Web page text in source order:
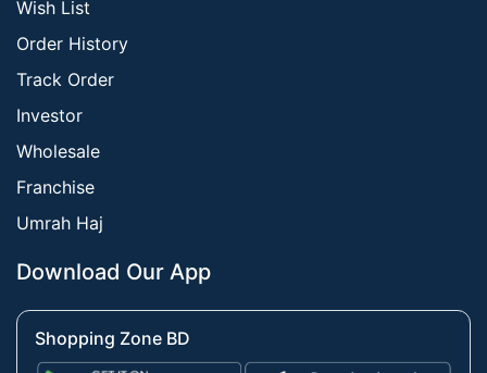
Wish List
Order History
Track Order
Investor
Wholesale
Franchise
Umrah Haj
Download Our App
Shopping Zone BD